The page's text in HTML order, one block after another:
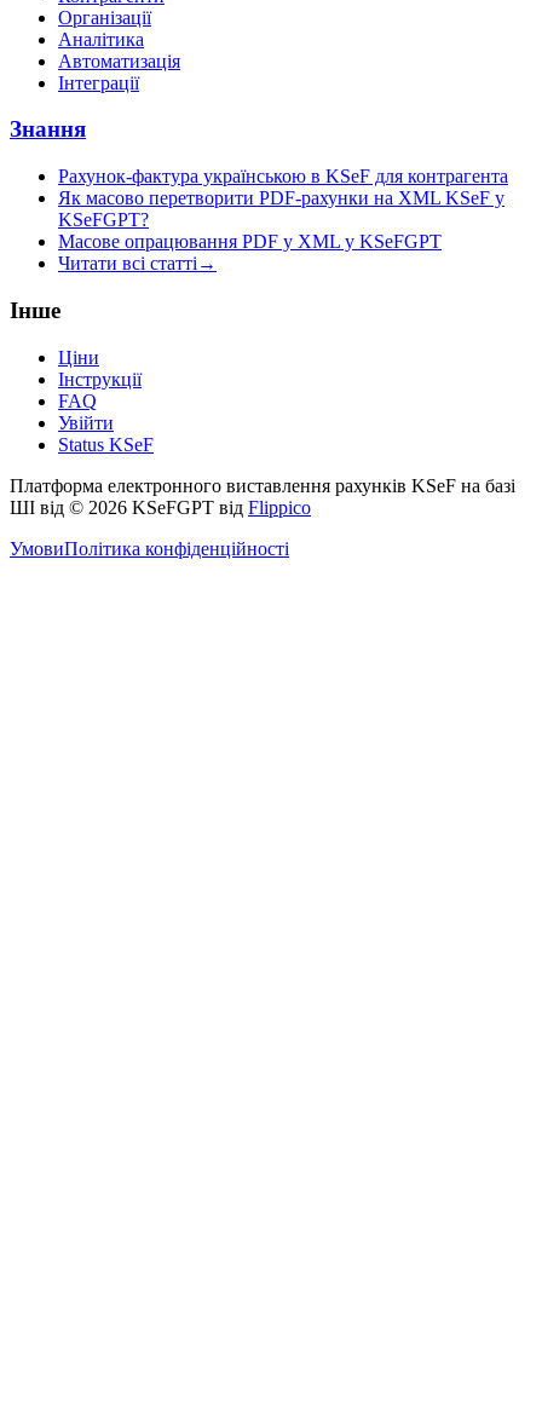
Організації
Аналітика
Автоматизація
Інтеграції
Знання
Рахунок-фактура українською в KSeF для контрагента
Як масово перетворити PDF-рахунки на XML KSeF у
KSeFGPT?
Масове опрацювання PDF у XML у KSeFGPT
Читати всі статті →
Інше
Ціни
Інструкції
FAQ
Увійти
Status KSeF
Платформа електронного виставлення рахунків KSeF на базі
ШІ від © 2026 KSeFGPT від Flippico
УмовиПолітика конфіденційності